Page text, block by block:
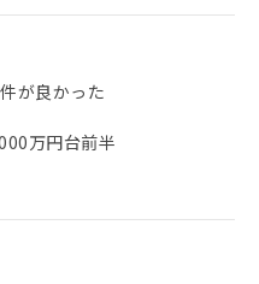
が良かった
万円台前半